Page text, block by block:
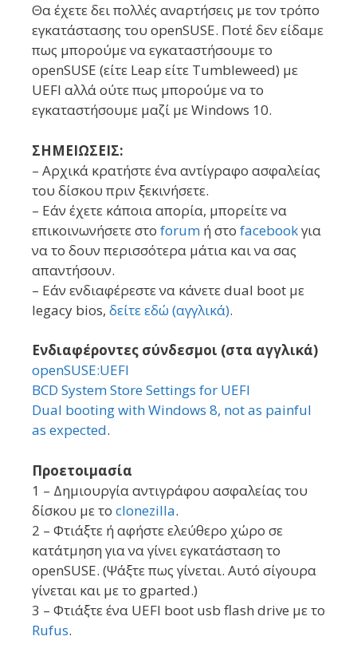
Θα έχετε δει πολλές αναρτήσεις με τον τρόπο
εγκατάστασης του openSUSE. Ποτέ δεν είδαμε
πως μπορούμε να εγκαταστήσουμε το
openSUSE (είτε Leap είτε Tumbleweed) με
UEFI αλλά ούτε πως μπορούμε να το
εγκαταστήσουμε μαζί με Windows 10.
ΣΗΜΕΙΩΣΕΙΣ:
– Αρχικά κρατήστε ένα αντίγραφο ασφαλείας
του δίσκου πριν ξεκινήσετε.
– Εάν έχετε κάποια απορία, μπορείτε να
επικοινωνήσετε στο forum ή στο facebookγια
να το δουν περισσότερα μάτια και να σας
απαντήσουν.
– Εάν ενδιαφέρεστε να κάνετε dual boot με
legacy bios, δείτε εδώ (αγγλικά).
Ενδιαφέροντες σύνδεσμοι (στα αγγλικά)
openSUSE:UEFI
BCD System Store Settings for UEFI
Dual booting with Windows 8, not as painful
as expected.
Προετοιμασία
1 – Δημιουργία αντιγράφου ασφαλείας του
δίσκου με το clonezilla.
2 – Φτιάξτε ή αφήστε ελεύθερο χώρο σε
κατάτμηση για να γίνει εγκατάσταση το
openSUSE. (Ψάξτε πως γίνεται. Αυτό σίγουρα
γίνεται και με το gparted.)
3 – Φτιάξτε ένα UEFI boot usb flash drive με το
Rufus.